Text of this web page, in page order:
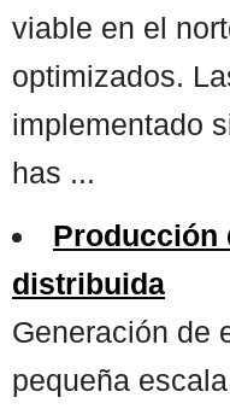
viable en el
optimizados.
implementado
has ...
Producción
distribuida
Generación de
pequeña